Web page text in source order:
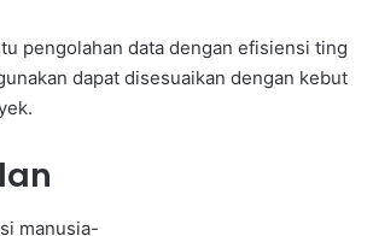
pengolahan data dengan efisiensi ting
dapat disesuaikan dengan kebut
manusia-